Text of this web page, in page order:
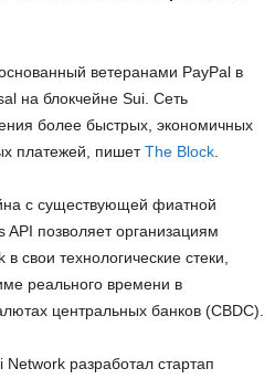
ветеранами PayPal в
на блокчейне Sui. Сеть
более быстрых, экономичных
платежей, пишетThe Block
с существующей фиатной
API позволяет организациям
свои технологические стеки,
реального времени в
центральных банков (CBDC).
разработал стартап